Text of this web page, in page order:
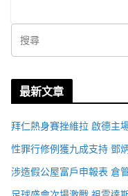
最新文章
拜仁熱身賽挫維拉 啟德主
性罪行修例獲九成支持 鄧
涉造假公屋富戶申報表 倉